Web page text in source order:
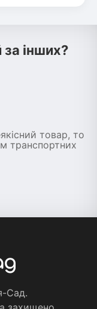
інших?
товар, то
транспортних
Сад.